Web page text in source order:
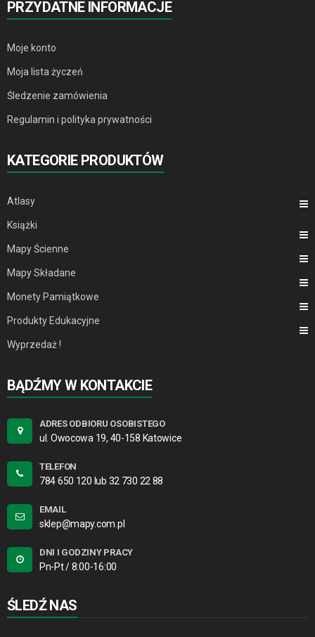
PRZYDATNE INFORMACJE
Moje konto
Moja lista życzeń
Śledzenie zamówienia
Regulamin i polityka prywatności
KATEGORIE PRODUKTÓW
Atlasy
Książki
Mapy Ścienne
Mapy Składane
Monety Pamiątkowe
Produkty Edukacyjne
Wyprzedaż !
BĄDŹMY W KONTAKCIE
ADRES ODBIORU OSOBISTEGO
ul. Owocowa 19, 40-158 Katowice
TELEFON
784 650 120 lub 32 730 22 88
EMAIL
sklep@mapy.com.pl
DNI I GODZINY PRACY
Pn-Pt / 8:00-16:00
ŚLEDŹ NAS